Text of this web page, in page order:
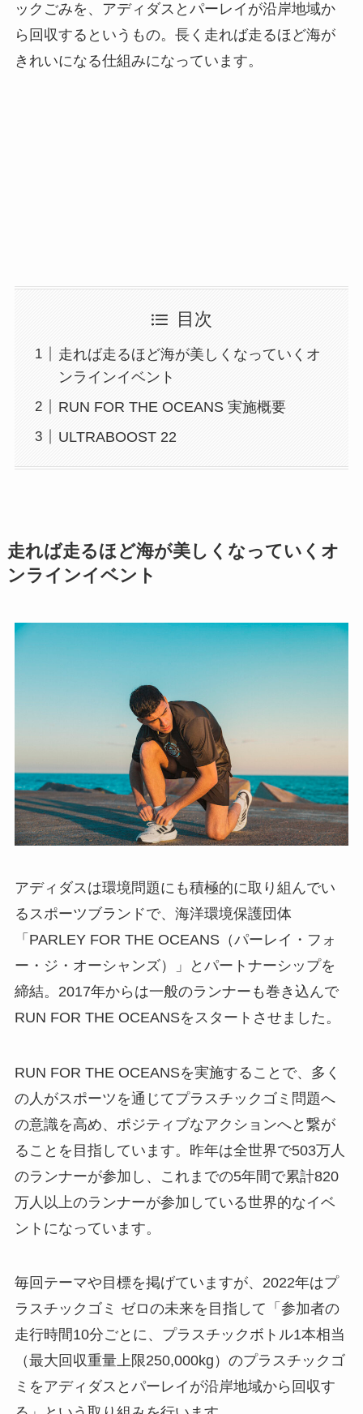
ックごみを、アディダスとパーレイが沿岸地域か
ら回収するというもの。長く走れば走るほど海が
きれいになる仕組みになっています。
目次
走れば走るほど海が美しくなっていくオ
ンラインイベント
RUN FOR THE OCEANS 実施概要
ULTRABOOST 22
走れば走るほど海が美しくなっていくオ
ンラインイベント
アディダスは環境問題にも積極的に取り組んでい
るスポーツブランドで、海洋環境保護団体
「PARLEY FOR THE OCEANS（パーレイ・フォ
ー・ジ・オーシャンズ）」とパートナーシップを
締結。2017年からは一般のランナーも巻き込んで
RUN FOR THE OCEANSをスタートさせました。
RUN FOR THE OCEANSを実施することで、多く
の人がスポーツを通じてプラスチックゴミ問題へ
の意識を高め、ポジティブなアクションへと繋が
ることを目指しています。昨年は全世界で503万人
のランナーが参加し、これまでの5年間で累計820
万人以上のランナーが参加している世界的なイベ
ントになっています。
毎回テーマや目標を掲げていますが、2022年はプ
ラスチックゴミ ゼロの未来を目指して 「参加者の
走行時間10分ごとに、プラスチックボトル1本相当
（最大回収重量上限250,000kg）のプラスチックゴ
ミをアディダスとパーレイが沿岸地域から回収す